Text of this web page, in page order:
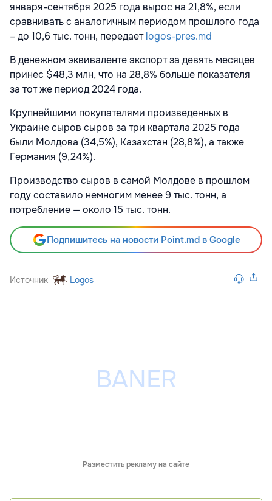
января-сентября 2025 года вырос на 21,8%, если
сравнивать с аналогичным периодом прошлого года
– до 10,6 тыс. тонн, передаетlogos-pres.md
В денежном эквиваленте экспорт за девять месяцев
принес $48,3 млн, что на 28,8% больше показателя
за тот же период 2024 года.
Крупнейшими покупателями произведенных в
Украине сыров сыров за три квартала 2025 года
были Молдова (34,5%), Казахстан (28,8%), а также
Германия (9,24%).
Производство сыров в самой Молдове в прошлом
году составило немногим менее 9 тыс. тонн, а
потребление — около 15 тыс. тонн.
Подпишитесь на новости Point.md в Google
Источник Logos
Разместить рекламу на сайте